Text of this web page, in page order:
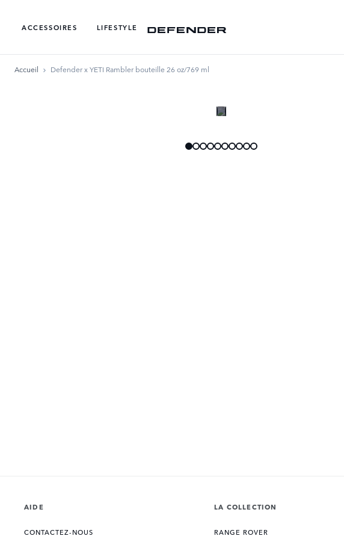
ACCESSOIRES
LIFESTYLE
Accueil Defender x YETI Rambler bouteille 26 oz/769 ml
AIDE
CONTACTEZ-NOUS
LA COLLECTION
RANGE ROVER